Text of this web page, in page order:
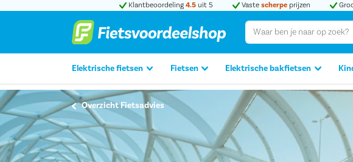
Klantbeoordeling 4.5 uit 5 Vaste scherpe prijzen
Elektrische fietsen Fietsen Elektrische bakfietsen
Overzicht Fietsadvies